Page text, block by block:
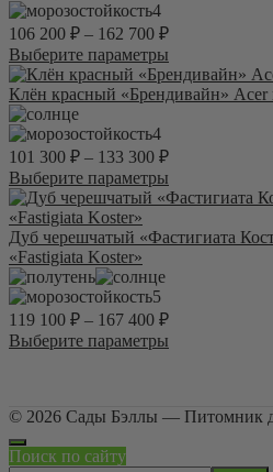
можно
на
странице
товара.
4
106 200 ₽ – 162 700 ₽
Выберите параметры
товар
имеет
Опции
выбрать
на
странице
товара.
Клён красный «Брендивайн» Acer
4
101 300 ₽ – 133 300 ₽
Выберите параметры
товар
несколько
выбрать
странице
Дуб черешчатый «Фастигиата
«Fastigiata Koster»
5
119 100 ₽ – 167 400 ₽
Выберите параметры
вариаций.
© 2026 Сады Бэллы — Питомник
Поиск по сайту